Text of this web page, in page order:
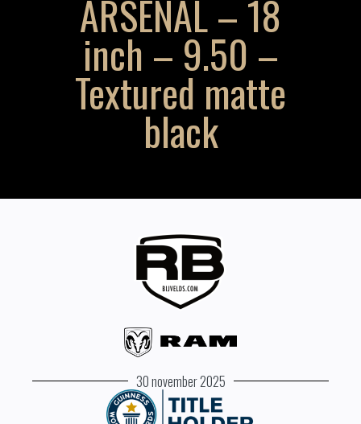
ARSENAL – 18
inch – 9.50 –
Textured matte
black
30 november 2025